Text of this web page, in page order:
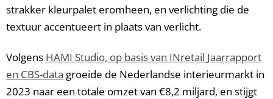
strakker kleurpalet eromheen, en verlichting die de
textuur accentueert in plaats van verlicht.
Volgens HAMI Studio, op basis van INretail Jaarrapport
en CBS-data groeide de Nederlandse interieurmarkt in
2023 naar een totale omzet van €8,2 miljard, en stijgt